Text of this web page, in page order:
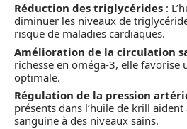
Réduction des triglycérides :
diminuer les niveaux de
risque de maladies cardiaques.
Amélioration de la circulation
richesse en oméga-3, elle favorise
optimale.
Régulation de la pression
présents dans l’huile de krill
sanguine à des niveaux sains.